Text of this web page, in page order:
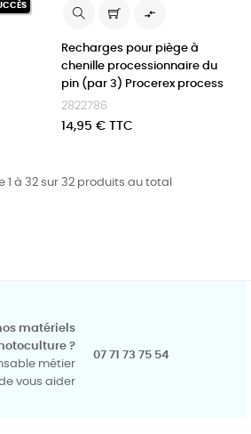

Recharges pour piège à
chenille processionnaire du
pin (par 3) Procerex process
2822786
Prix
14,95 € TTC
1 à 32 sur 32 produits au total
matériels
?
métier
vous aider
07 71 73 75 54